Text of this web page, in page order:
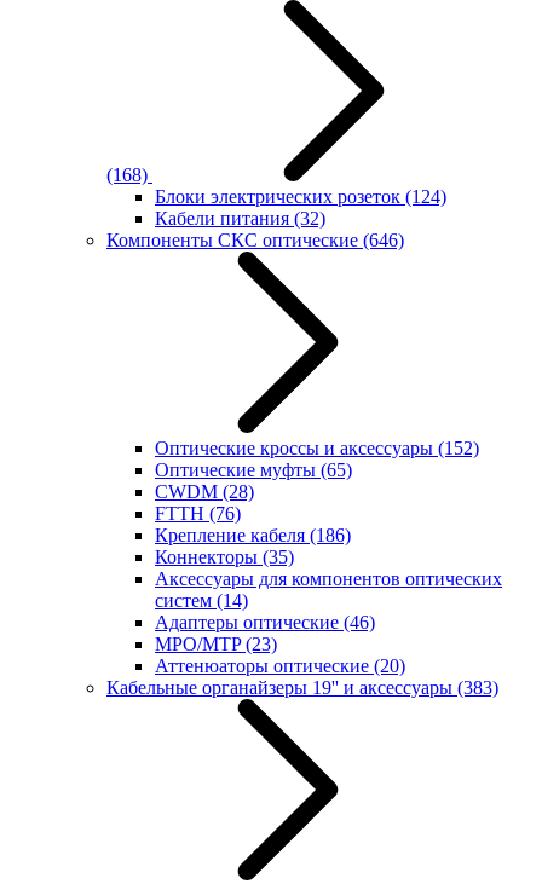
(168)
Блоки электрических розеток (124)
Кабели питания (32)
Компоненты СКС оптические (646)
Оптические кроссы и аксессуары (152)
Оптические муфты (65)
CWDM (28)
FTTH (76)
Крепление кабеля (186)
Коннекторы (35)
Аксессуары для компонентов оптических
систем (14)
Адаптеры оптические (46)
MPO/MTP(23)
Аттенюаторы оптические (20)
Кабельные органайзеры 19'' и аксессуары (383)